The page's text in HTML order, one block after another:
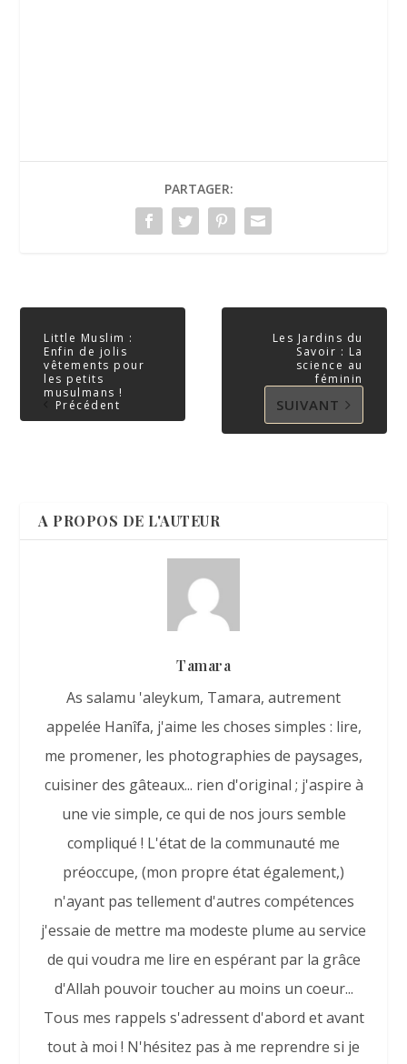
PARTAGER:
Little Muslim :
Enfin de jolis
vêtements pour
les petits
musulmans !
Précédent
Les Jardins du
Savoir : La
science au
féminin
SUIVANT
A PROPOS DE L'AUTEUR
Tamara
As salamu 'aleykum, Tamara, autrement
appelée Hanîfa, j'aime les choses simples : lire,
me promener, les photographies de paysages,
cuisiner des gâteaux... rien d'original ; j'aspire à
une vie simple, ce qui de nos jours semble
compliqué ! L'état de la communauté me
préoccupe, (mon propre état également,)
n'ayant pas tellement d'autres compétences
j'essaie de mettre ma modeste plume au service
de qui voudra me lire en espérant par la grâce
d'Allah pouvoir toucher au moins un coeur...
Tous mes rappels s'adressent d'abord et avant
tout à moi ! N'hésitez pas à me reprendre si je